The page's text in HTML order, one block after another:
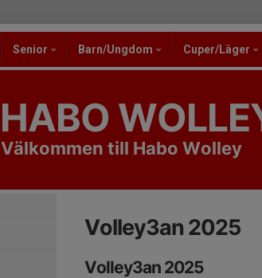
Senior Barn/Ungdom Cuper/Läger
HABO
Välkommen till Habo Wolley
Volley3an 2025
Volley3an 2025